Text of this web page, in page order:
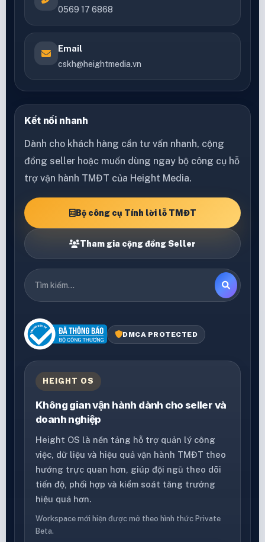
0569 17 6868
Email
cskh@heightmedia.vn
Kết nối nhanh
Dành cho khách hàng cần tư vấn nhanh, cộng
đồng seller hoặc muốn dùng ngay bộ công cụ hỗ
trợ vận hành TMĐT của Height Media.
Bộ công cụ Tính lời lỗ TMĐT
Tham gia cộng đồng Seller
DMCA PROTECTED
HEIGHT OS
Không gian vận hành dành cho seller và
doanh nghiệp
Height OS là nền tảng hỗ trợ quản lý công
việc, dữ liệu và hiệu quả vận hành TMĐT theo
hướng trực quan hơn, giúp đội ngũ theo dõi
tiến độ, phối hợp và kiểm soát tăng trưởng
hiệu quả hơn.
Workspace mới hiện được mở theo hình thức Private
Beta.